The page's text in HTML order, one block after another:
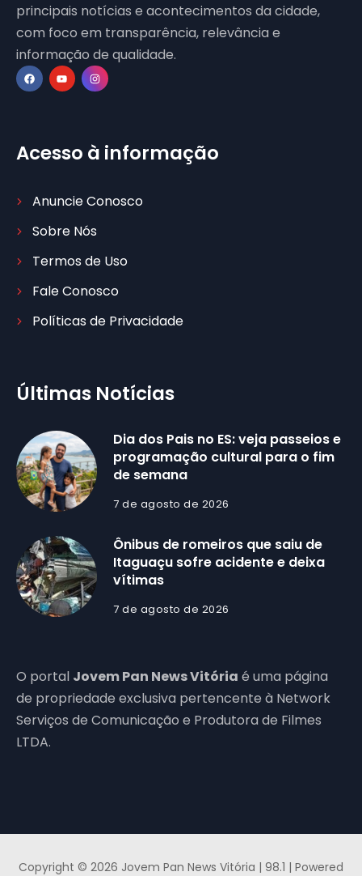
principais notícias e acontecimentos da cidade,
com foco em transparência, relevância e
informação de qualidade.
Acesso à informação
Anuncie Conosco
Sobre Nós
Termos de Uso
Fale Conosco
Políticas de Privacidade
Últimas Notícias
Dia dos Pais no ES: veja passeios e
programação cultural para o fim
de semana
7 de agosto de 2026
Ônibus de romeiros que saiu de
Itaguaçu sofre acidente e deixa
vítimas
7 de agosto de 2026
O portal Jovem Pan News Vitória é uma página
de propriedade exclusiva pertencente à Network
Serviços de Comunicação e Produtora de Filmes
LTDA.
Copyright © 2026 Jovem Pan News Vitória | 98.1 | Powered